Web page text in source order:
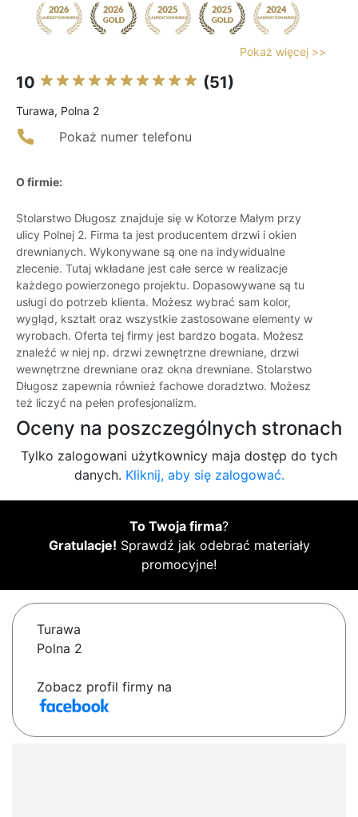
Pokaż więcej >>
10 (51)
Turawa, Polna 2
Pokaż numer telefonu
O firmie:
Stolarstwo Długosz znajduje się w Kotorze Małym przy
ulicy Polnej 2. Firma ta jest producentem drzwi i okien
drewnianych. Wykonywane są one na indywidualne
zlecenie. Tutaj wkładane jest całe serce w realizacje
każdego powierzonego projektu. Dopasowywane są tu
usługi do potrzeb klienta. Możesz wybrać sam kolor,
wygląd, kształt oraz wszystkie zastosowane elementy w
wyrobach. Oferta tej firmy jest bardzo bogata. Możesz
znaleźć w niej np. drzwi zewnętrzne drewniane, drzwi
wewnętrzne drewniane oraz okna drewniane. Stolarstwo
Długosz zapewnia również fachowe doradztwo. Możesz
też liczyć na pełen profesjonalizm.
Oceny na poszczególnych stronach
Tylko zalogowani użytkownicy maja dostęp do tych
danych. Kliknij, aby się zalogować.
To Twoja firma?
Gratulacje! Sprawdź jak odebrać materiały
promocyjne!
Turawa
Polna 2
Zobacz profil firmy na